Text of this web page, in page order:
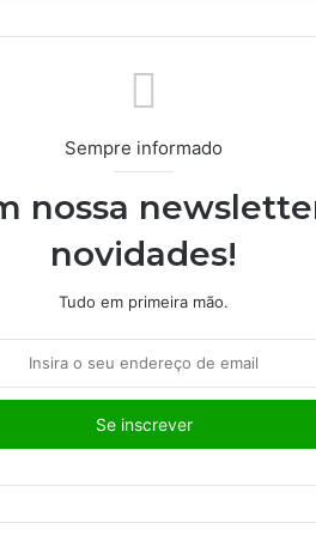
Sempre informado
nossa
novidades!
Tudo em primeira mão.